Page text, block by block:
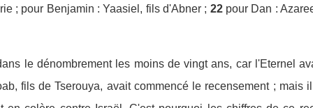
; pour Benjamin : Yaasiel, fils d'Abner ; 22 pour Dan :
le dénombrement les moins de vingt ans, car l'Eternel
fils de Tserouya, avait commencé le recensement ;